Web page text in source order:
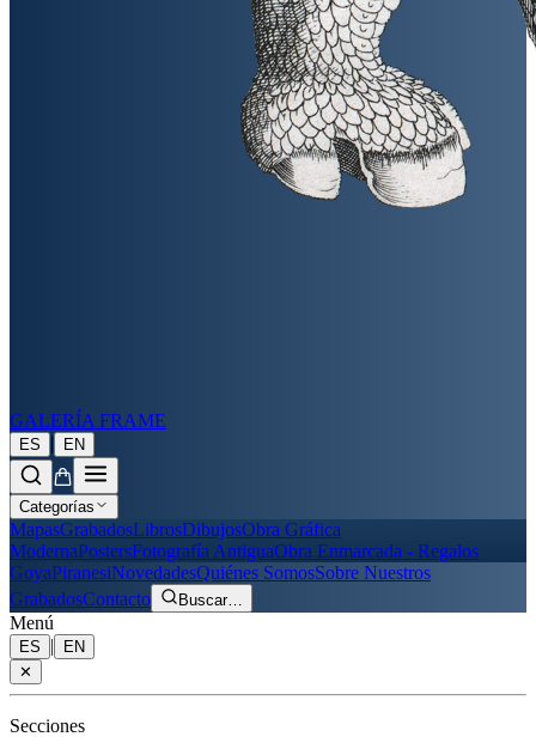
GALERÍA FRAME
ES | EN
Categorías
MapasGrabadosLibrosDibujosObra Gráfica
ModernaPostersFotografía AntiguaObra Enmarcada - Regalos
GoyaPiranesiNovedadesQuiénes SomosSobre Nuestros
GrabadosContacto Buscar…
Menú
ES |
EN
✕
Secciones